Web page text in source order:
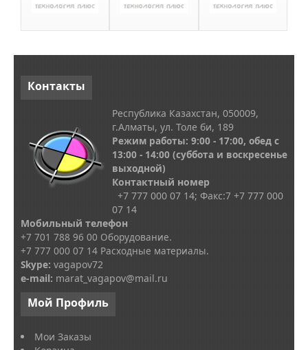
Контакты
Республика Казахстан, 050009,
г.Алматы, ул. Толе би, 189
Режим работы: 9:00 - 17:00, обед с
13:00 - 14:00 (суббота и воскресенье
выходной)
Контактный номер
+7 777 000 07 14; Факс:7 +7 777 000
07 14
Мобильный телефон
+7 701 788 96 00 Оборудование.
+7 777 000 07 14 Расходные материалы.
Skype: vagapov72
e-mail: marat_vagapov@mail.ru
Мой Профиль
Мои Заказы